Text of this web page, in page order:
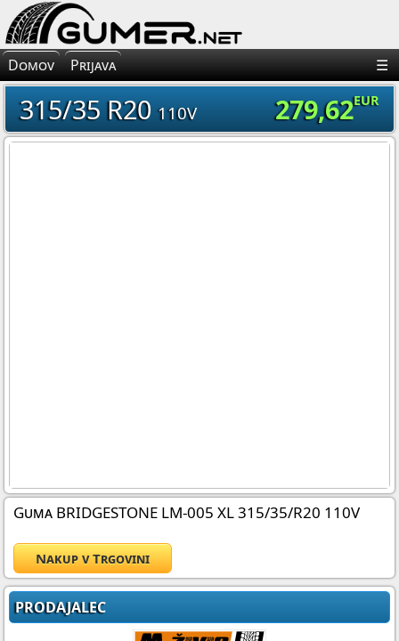
×
Avto Gume
Moto Gume
Tovorne Gume
Domov Prijava ☰
315/35 R20110V 279,62EUR
Guma BRIDGESTONE LM-005 XL 315/35/R20 110V
Nakup v Trgovini
PRODAJALEC